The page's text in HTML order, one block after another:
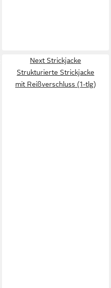
Next Strickjacke
Strukturierte Strickjacke
mit Reißverschluss (1-tlg)